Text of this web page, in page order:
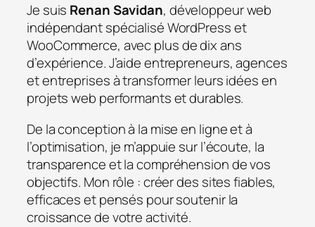
Je suis Renan Savidan, développeur web
indépendant spécialisé WordPress et
WooCommerce, avec plus de dix ans
d’expérience. J’aide entrepreneurs, agences
et entreprises à transformer leurs idées en
projets web performants et durables.
De la conception à la mise en ligne et à
l’optimisation, je m’appuie sur l’écoute, la
transparence et la compréhension de vos
objectifs. Mon rôle : créer des sites fiables,
efficaces et pensés pour soutenir la
croissance de votre activité.